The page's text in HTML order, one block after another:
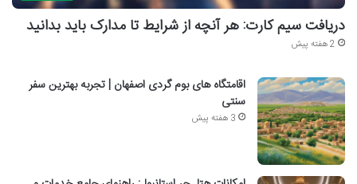
دریافت سیم کارت: هر آنچه از شرایط تا مدارک باید بدانید
2 هفته پیش
اقامتگاه های بوم گردی اصفهان | تجربه بهترین سفر
سنتی
3 هفته پیش